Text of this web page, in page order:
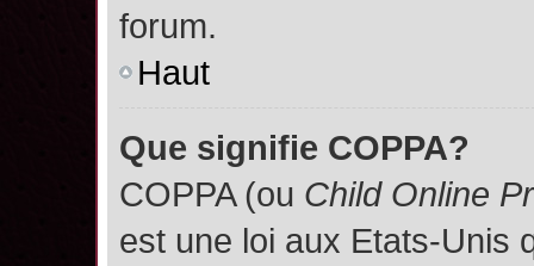
forum.
Haut
Que signifie COPPA?
COPPA (ou Child Online
est une loi aux Etats-Unis